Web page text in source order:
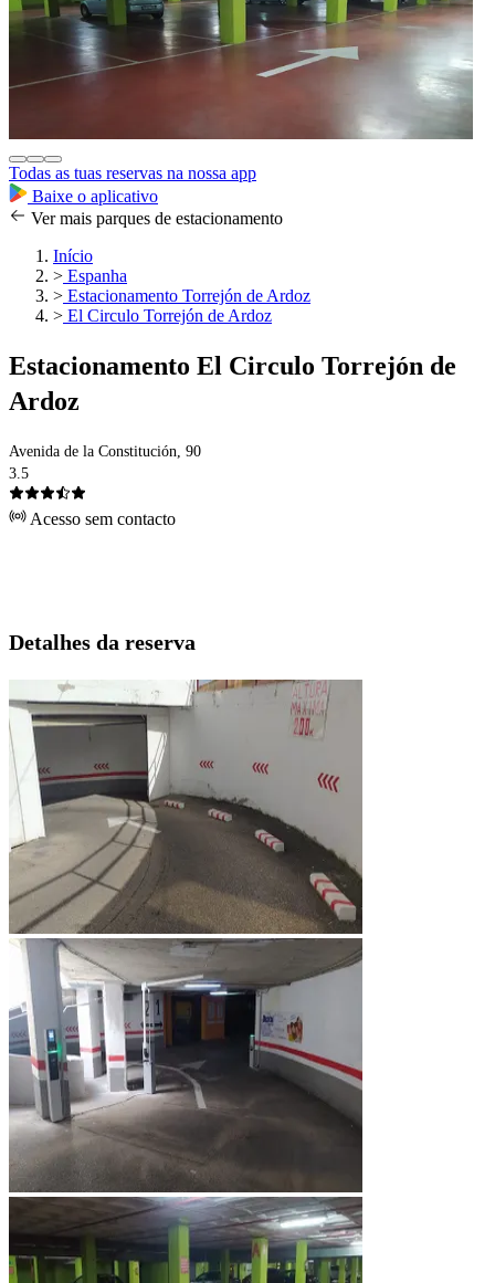
Todas as tuas reservas na nossa app
Baixe o aplicativo
Ver mais parques de estacionamento
Início
> Espanha
> Estacionamento Torrejón de Ardoz
> El Circulo Torrejón de Ardoz
Estacionamento El Circulo Torrejón de
Ardoz
Avenida de la Constitución, 90
3.5
Acesso sem contacto
Detalhes da reserva